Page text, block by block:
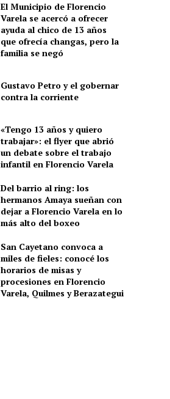
El Municipio de Florencio
Varela se acercó a ofrecer
ayuda al chico de 13 años
que ofrecía changas, pero la
familia se negó
Gustavo Petro y el gobernar
contra la corriente
«Tengo 13 años y quiero
trabajar»: el flyer que abrió
un debate sobre el trabajo
infantil en Florencio Varela
Del barrio al ring: los
hermanos Amaya sueñan con
dejar a Florencio Varela en lo
más alto del boxeo
San Cayetano convoca a
miles de fieles: conocé los
horarios de misas y
procesiones en Florencio
Varela, Quilmes y Berazategui